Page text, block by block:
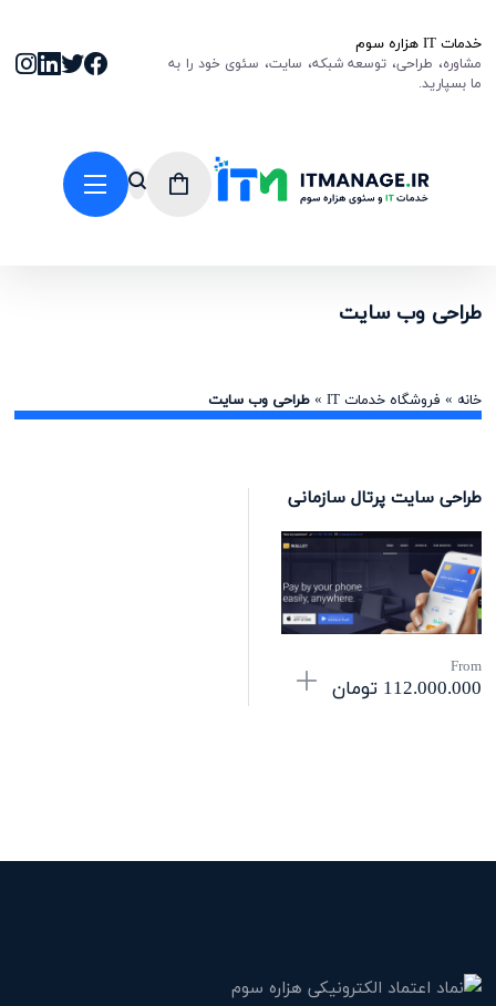
خدمات IT هزاره سوم
مشاوره، طراحی، توسعه شبکه، سایت، سئوی خود را به
ما بسپارید.
طراحی وب سایت
خانه » فروشگاه خدمات IT »طراحی وب سایت
طراحی سایت پرتال سازمانی
From
112.000.000 تومان